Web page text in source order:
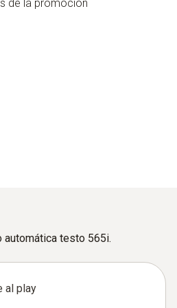
de la promoción
automática testo 565i.
al play